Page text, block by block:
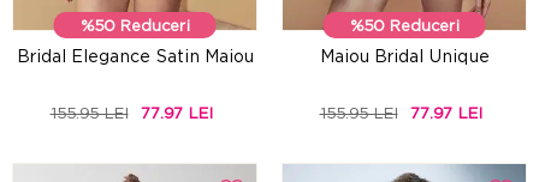
%50 Reduceri
Bridal Elegance Satin Maiou
155.95 LEI 77.97 LEI
%50 Reduceri
Maiou Bridal Unique
155.95 LEI 77.97 LEI